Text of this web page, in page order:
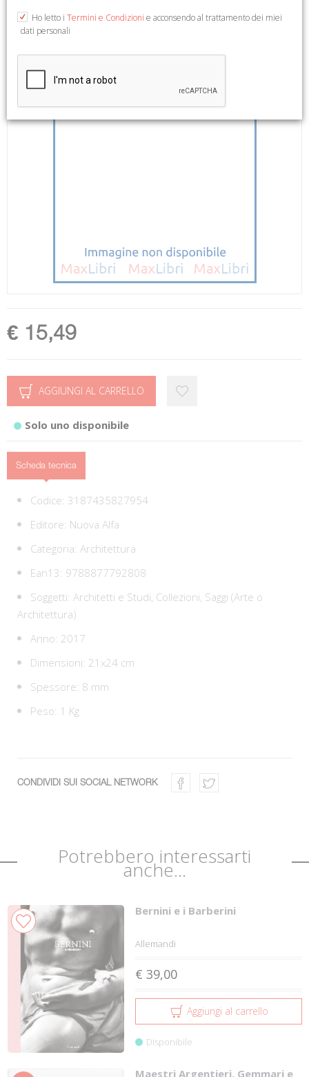
€ 15,49
AGGIUNGI AL CARRELLO
Solo uno disponibile
Scheda tecnica
Codice: 3187435827954
Editore: Nuova Alfa
Categoria: Architettura
Ean13: 9788877792808
Soggetti: Architetti e Studi, Collezioni, Saggi (Arte o
Architettura)
Anno: 2017
Dimensioni: 21x24 cm
Spessore: 8 mm
Peso: 1 Kg
CONDIVIDI SUI SOCIAL NETWORK
Potrebbero interessarti
anche...
Bernini e i Barberini
Allemandi
€ 39,00
Aggiungi al carrello
Disponibile
Maestri Argentieri, Gemmari e
Ho letto i Termini e Condizioni e acconsendo al trattamento dei miei
dati personali